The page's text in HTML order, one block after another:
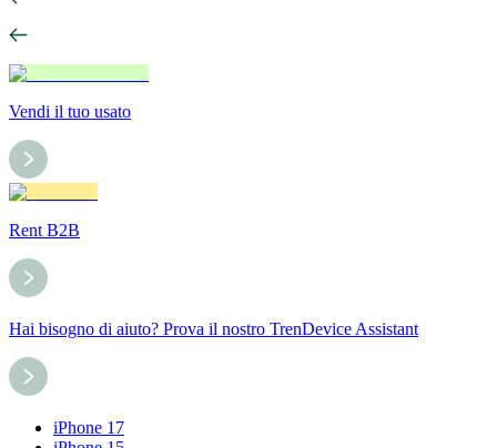
Vendi il tuo usato
Rent B2B
Hai bisogno di aiuto? Prova il nostro TrenDevice Assistant
iPhone 17